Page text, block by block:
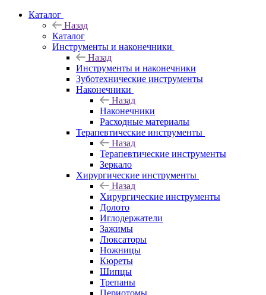
Каталог
Назад
Каталог
Инструменты и наконечники
Назад
Инструменты и наконечники
Зуботехнические инструменты
Наконечники
Назад
Наконечники
Расходные материалы
Терапевтические инструменты
Назад
Терапевтические инструменты
Зеркало
Хирургические инструменты
Назад
Хирургические инструменты
Долото
Иглодержатели
Зажимы
Люксаторы
Ножницы
Кюреты
Шипцы
Трепаны
Периотомы